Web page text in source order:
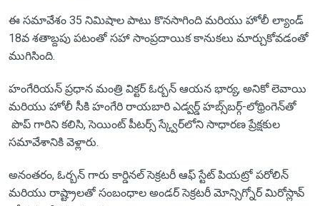
ఈ సమావేశం 35 నిమిషాల పాటు కొనసాగింది మరియు హోలీ ల్యాండ్
18వ శతాబ్దపు పటంతో సహా సాంప్రదాయిక కానుకలు మార్చుకోవడంతో
ముగిసింది.
హంగేరియన్ ప్రధాన మంత్రి విక్టర్ ఓర్బన్‌ ఆయన భార్య, అనికో లెవాయి
మరియు హోలీ సీకి హంగేరి రాయబారి ఎడ్వర్డ్ హబ్స్‌బర్గ్-లోథ్రింగెన్‌తో
పొప్ గారిని కలిసి, సెయింట్ పీటర్స్ స్క్వేర్‌లోని సాధారణ ప్రేక్షకుల
సమావేశానికి వెళ్లారు.
అనంతరం, ఓర్బన్ గారు కార్డినల్ సెక్రటరీ ఆఫ్ స్టేట్ పియట్రో పరోలిన్
మరియు రాష్ట్రాలతో సంబంధాల అండర్ సెక్రటరీ మోన్సిగ్నోర్ మిరోస్లావ్